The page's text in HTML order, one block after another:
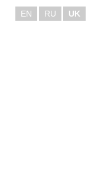
EN RU UK